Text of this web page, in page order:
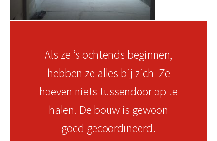
Als ze ’s ochtends beginnen,
hebben ze alles bij zich. Ze
hoeven niets tussendoor op te
halen. De bouw is gewoon
goed gecoördineerd.